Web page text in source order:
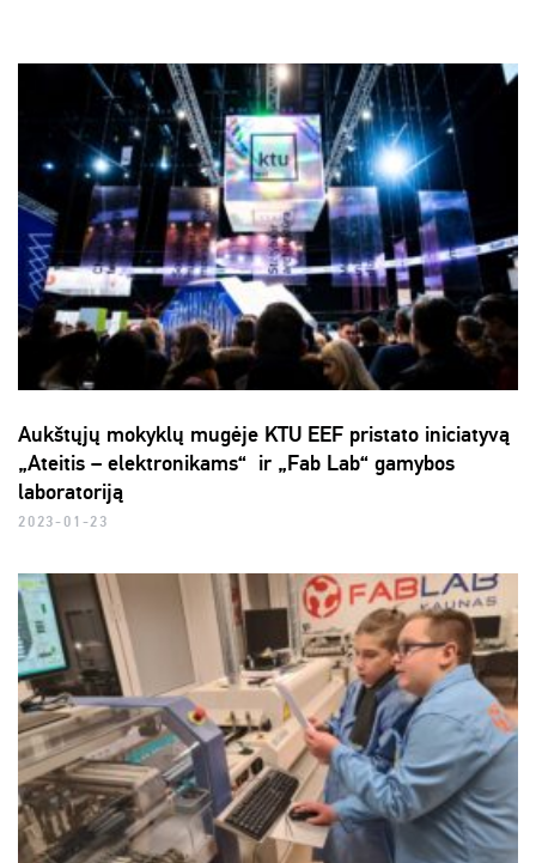
Aukštųjų mokyklų mugėje KTU EEF pristato iniciatyvą
„Ateitis – elektronikams“ ir „Fab Lab“ gamybos
laboratoriją
2023-01-23